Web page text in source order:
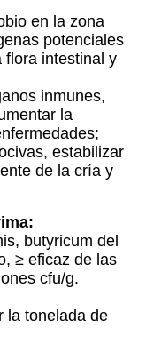
en la zona
potenciales
flora intestinal y
inmunes,
la
estabilizar
de la cría y
butyricum del
≥ eficaz de las
cfu/g.
la tonelada de